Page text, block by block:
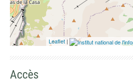
Leaflet |
Accès